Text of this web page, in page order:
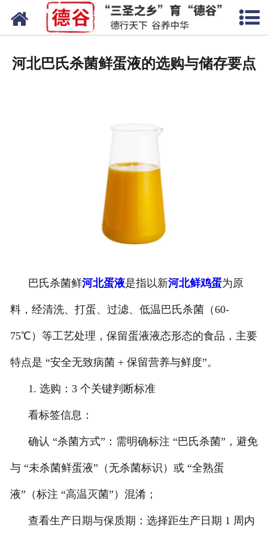
网站首页
河北巴氏杀菌鲜蛋液的选购与储存要点
巴氏杀菌鲜河北蛋液是指以新河北鲜鸡蛋为原
料，经清洗、打蛋、过滤、低温巴氏杀菌（60-
75℃）等工艺处理，保留蛋液液态形态的食品，主要
特点是 “安全无致病菌 + 保留营养与鲜度”。
1. 选购：3 个关键判断标准
看标签信息：
确认 “杀菌方式”：需明确标注 “巴氏杀菌”，避免
与 “未杀菌鲜蛋液”（无杀菌标识）或 “全熟蛋
液”（标注 “高温灭菌”）混淆；
查看生产日期与保质期：选择距生产日期 1 周内